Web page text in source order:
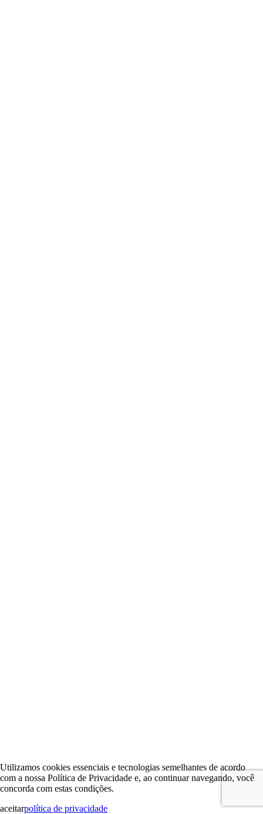
Utilizamos cookies essenciais e tecnologias semelhantes de acordo
com a nossa Política de Privacidade e, ao continuar navegando, você
concorda com estas condições.
aceitarpolítica de privacidade